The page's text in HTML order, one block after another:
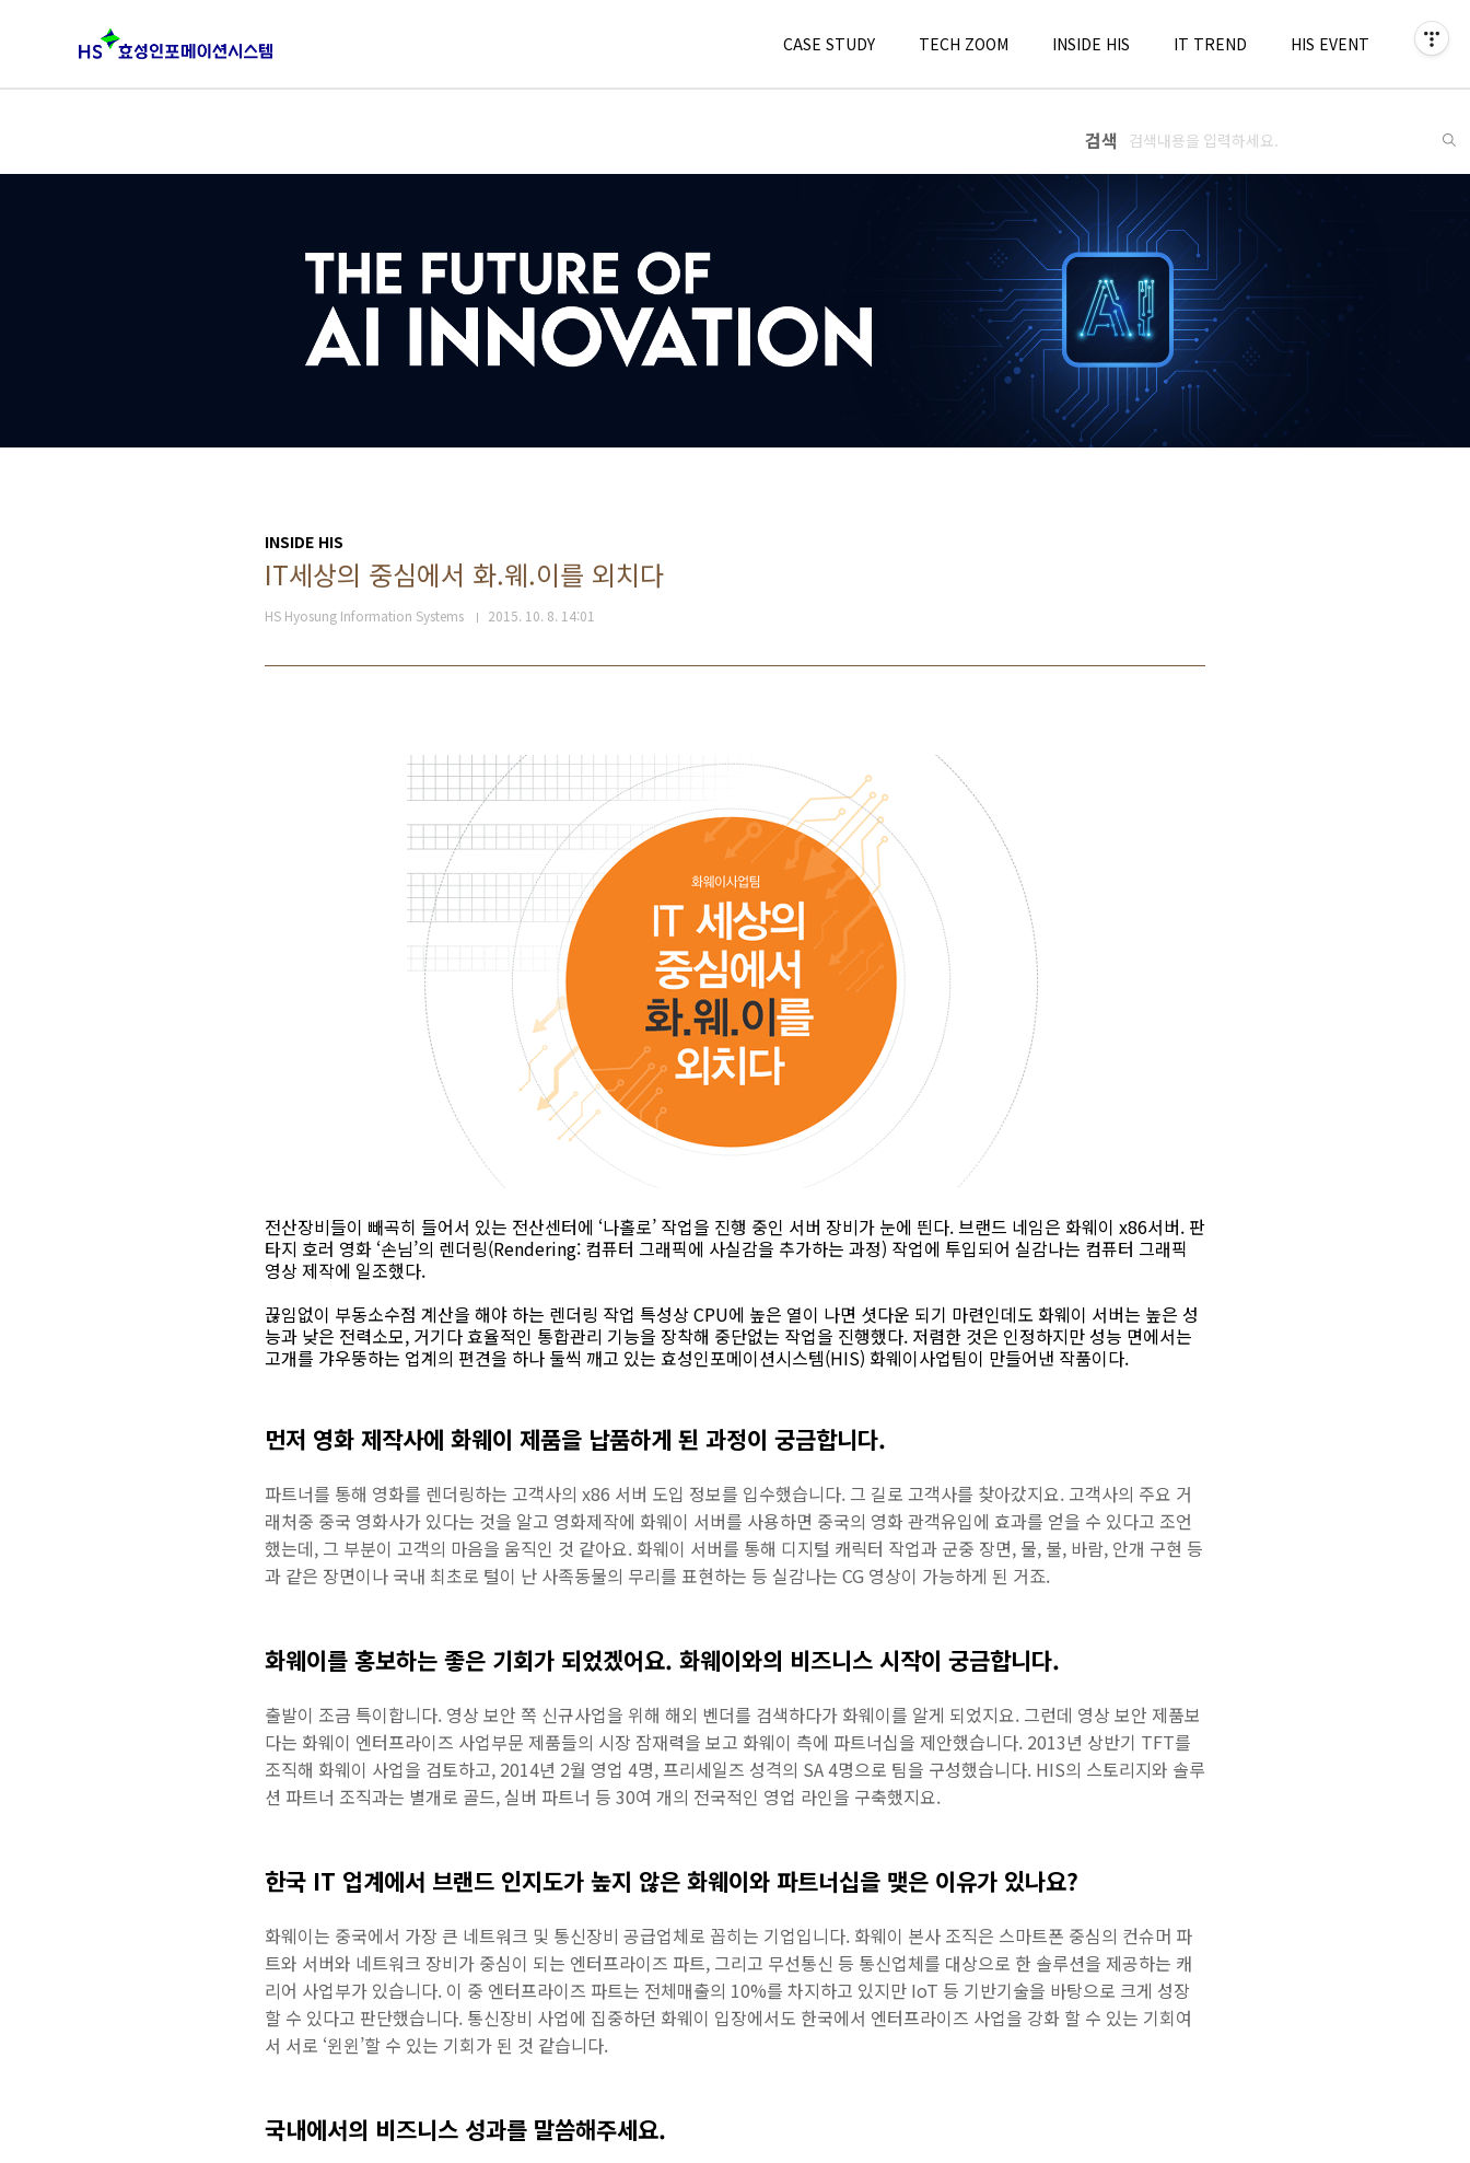
CASE STUDY
TECH ZOOM INSIDE HIS IT TREND HIS EVENT
검색
INSIDE HIS
IT세상의 중심에서 화.웨.이를 외치다
HS Hyosung Information Systems 2015. 10. 8. 14:01
전산장비들이 빼곡히 들어서 있는 전산센터에 ‘나홀로’ 작업을 진행 중인 서버 장비가 눈에 띈다. 브랜드 네임은 화웨이 x86서버. 판
타지 호러 영화 ‘손님’의 렌더링(Rendering: 컴퓨터 그래픽에 사실감을 추가하는 과정) 작업에 투입되어 실감나는 컴퓨터 그래픽
영상 제작에 일조했다.
끊임없이 부동소수점 계산을 해야 하는 렌더링 작업 특성상 CPU에 높은 열이 나면 셧다운 되기 마련인데도 화웨이 서버는 높은 성
능과 낮은 전력소모, 거기다 효율적인 통합관리 기능을 장착해 중단없는 작업을 진행했다. 저렴한 것은 인정하지만 성능 면에서는
고개를 갸우뚱하는 업계의 편견을 하나 둘씩 깨고 있는 효성인포메이션시스템(HIS) 화웨이사업팀이 만들어낸 작품이다.
먼저 영화 제작사에 화웨이 제품을 납품하게 된 과정이 궁금합니다.
파트너를 통해 영화를 렌더링하는 고객사의 x86 서버 도입 정보를 입수했습니다. 그 길로 고객사를 찾아갔지요. 고객사의 주요 거
래처중 중국 영화사가 있다는 것을 알고 영화제작에 화웨이 서버를 사용하면 중국의 영화 관객유입에 효과를 얻을 수 있다고 조언
했는데, 그 부분이 고객의 마음을 움직인 것 같아요. 화웨이 서버를 통해 디지털 캐릭터 작업과 군중 장면, 물, 불, 바람, 안개 구현 등
과 같은 장면이나 국내 최초로 털이 난 사족동물의 무리를 표현하는 등 실감나는 CG 영상이 가능하게 된 거죠.
화웨이를 홍보하는 좋은 기회가 되었겠어요. 화웨이와의 비즈니스 시작이 궁금합니다.
출발이 조금 특이합니다. 영상 보안 쪽 신규사업을 위해 해외 벤더를 검색하다가 화웨이를 알게 되었지요. 그런데 영상 보안 제품보
다는 화웨이 엔터프라이즈 사업부문 제품들의 시장 잠재력을 보고 화웨이 측에 파트너십을 제안했습니다. 2013년 상반기 TFT를
조직해 화웨이 사업을 검토하고, 2014년 2월 영업 4명, 프리세일즈 성격의 SA 4명으로 팀을 구성했습니다. HIS의 스토리지와 솔루
션 파트너 조직과는 별개로 골드, 실버 파트너 등 30여 개의 전국적인 영업 라인을 구축했지요.
한국 IT 업계에서 브랜드 인지도가 높지 않은 화웨이와 파트너십을 맺은 이유가 있나요?
화웨이는 중국에서 가장 큰 네트워크 및 통신장비 공급업체로 꼽히는 기업입니다. 화웨이 본사 조직은 스마트폰 중심의 컨슈머 파
트와 서버와 네트워크 장비가 중심이 되는 엔터프라이즈 파트, 그리고 무선통신 등 통신업체를 대상으로 한 솔루션을 제공하는 캐
리어 사업부가 있습니다. 이 중 엔터프라이즈 파트는 전체매출의 10%를 차지하고 있지만 IoT 등 기반기술을 바탕으로 크게 성장
할 수 있다고 판단했습니다. 통신장비 사업에 집중하던 화웨이 입장에서도 한국에서 엔터프라이즈 사업을 강화 할 수 있는 기회여
서 서로 ‘윈윈’할 수 있는 기회가 된 것 같습니다.
국내에서의 비즈니스 성과를 말씀해주세요.